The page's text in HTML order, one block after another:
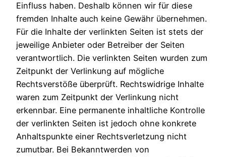
Einfluss haben. Deshalb können wir für diese
fremden Inhalte auch keine Gewähr übernehmen.
Für die Inhalte der verlinkten Seiten ist stets der
jeweilige Anbieter oder Betreiber der Seiten
verantwortlich. Die verlinkten Seiten wurden zum
Zeitpunkt der Verlinkung auf mögliche
Rechtsverstöße überprüft. Rechtswidrige Inhalte
waren zum Zeitpunkt der Verlinkung nicht
erkennbar. Eine permanente inhaltliche Kontrolle
der verlinkten Seiten ist jedoch ohne konkrete
Anhaltspunkte einer Rechtsverletzung nicht
zumutbar. Bei Bekanntwerden von